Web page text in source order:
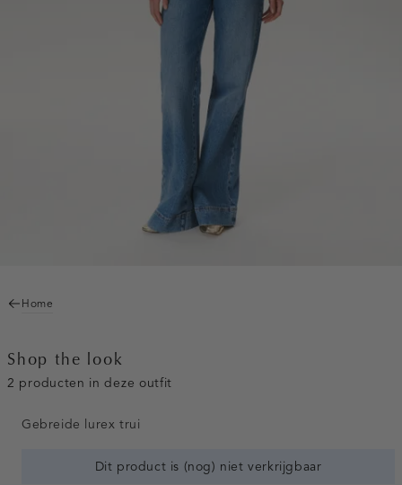
Home
Shop the look
2 producten in deze outfit
Gebreide lurex trui
Dit product is (nog) niet verkrijgbaar